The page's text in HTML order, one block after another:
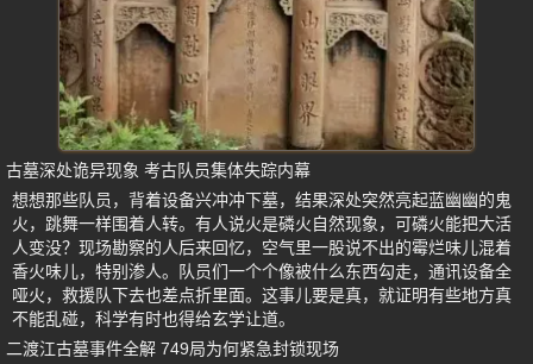
古墓深处诡异现象 考古队员集体失踪内幕
想想那些队员，背着设备兴冲冲下墓，结果深处突然亮起蓝幽幽的鬼
火，跳舞一样围着人转。有人说火是磷火自然现象，可磷火能把大活
人变没？现场勘察的人后来回忆，空气里一股说不出的霉烂味儿混着
香火味儿，特别渗人。队员们一个个像被什么东西勾走，通讯设备全
哑火，救援队下去也差点折里面。这事儿要是真，就证明有些地方真
不能乱碰，科学有时也得给玄学让道。
二渡江古墓事件全解 749局为何紧急封锁现场